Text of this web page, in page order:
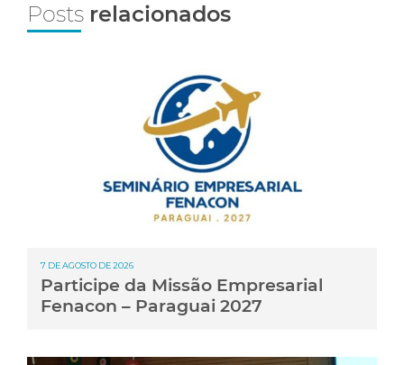
Posts relacionados
7 DE AGOSTO DE 2026
Participe da Missão Empresarial
Fenacon – Paraguai 2027